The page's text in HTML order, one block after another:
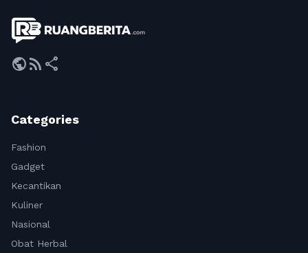
publicrss_feed share
Categories
Fashion
Gadget
Kecantikan
Kuliner
Nasional
Obat Herbal